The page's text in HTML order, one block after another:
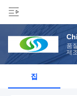
품
제
집